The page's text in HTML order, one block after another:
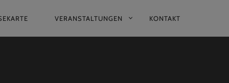
VERANSTALTUNGEN KONTAKT